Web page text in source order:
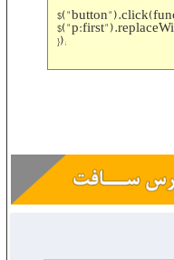
});